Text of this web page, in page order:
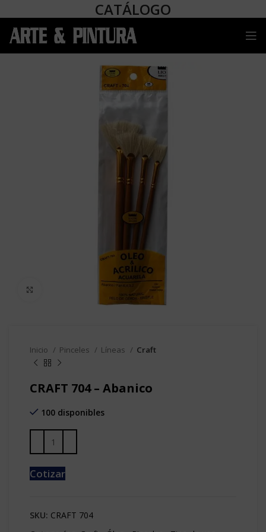
CATÁLOGO
Clic para agrandar
Inicio Pinceles Líneas Craft
CRAFT 704 – Abanico
100 disponibles
Cotizar
SKU: CRAFT 704